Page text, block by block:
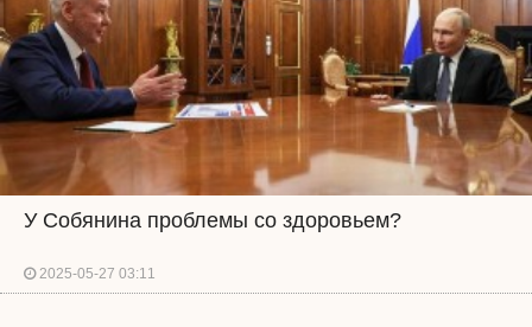
У Собянина проблемы со здоровьем?
2025-05-27 03:11